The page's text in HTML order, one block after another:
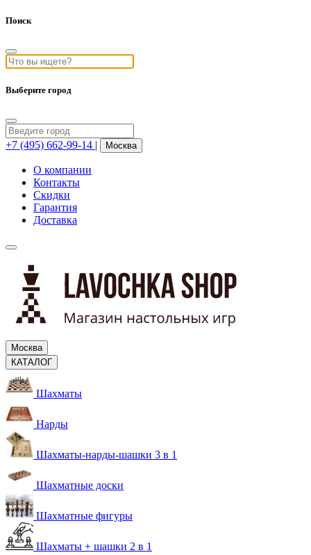
Поиск
Выберите город
+7 (495) 662-99-14 | Москва
О компании
Контакты
Скидки
Гарантия
Доставка
Москва
КАТАЛОГ
Шахматы
Нарды
Шахматы-нарды-шашки 3 в 1
Шахматные доски
Шахматные фигуры
Шахматы + шашки 2 в 1